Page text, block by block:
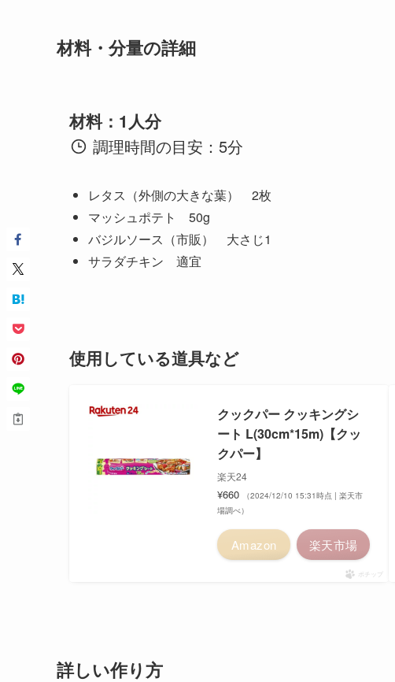
材料・分量の詳細
材料：1人分
調理時間の目安：5分
レタス（外側の大きな葉） 2枚
マッシュポテト 50g
バジルソース（市販） 大さじ1
サラダチキン 適宜
使用している道具など
クックパー クッキングシ
ート L(30cm*15m)【クッ
クパー】
楽天24
¥660
（2024/12/10 15:31時点 | 楽天市
場調べ）
Amazon 楽天市場
ポチップ
詳しい作り方